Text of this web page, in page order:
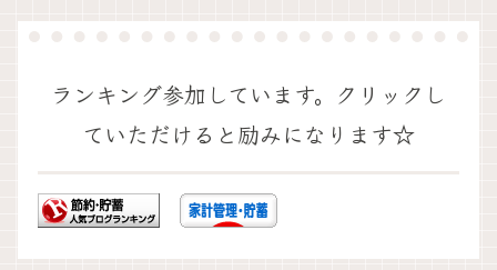
ランキング参加しています。クリックし
ていただけると励みになります☆